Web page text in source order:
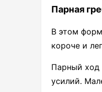
Парная
В этом
короче и
Парный ход
усилий.